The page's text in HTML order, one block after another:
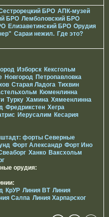
БРО АПК-музей
БРО Лемболовский БРО
Елизаветинcкий БРО Орудия
Сараи нежил. Где это?
Изборск Кексгольм
Новгород Петропавловка
Старая Ладога Тихвин
Кюменлинна
Турку Хамина Хямеенлинна
Фредрикстен Хегра
Иерусалим Кесария
форты Северные
Форт Александр Форт Ино
Ханко Ваксхольм
орудия:
КрУР Линия ВТ Линия
Салпа Линия Харпарског